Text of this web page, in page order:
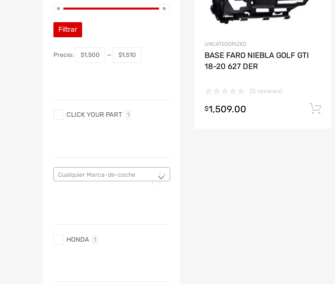
UNCATEGORIZED
BASE FARO NIEBLA GOLF GTI
18-20 627 DER
(0 reviews)
$1,509.00
Filtrar
Precio: $1,500 — $1,510
CLICK YOUR PART 1
Cualquier Marca-de-coche
HONDA 1